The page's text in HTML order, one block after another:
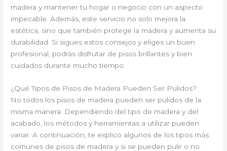
madera y mantener tu hogar o negocio con un aspecto
impecable. Además, este servicio no solo mejora la
estética, sino que también protege la madera y aumenta su
durabilidad. Si sigues estos consejos y eliges un buen
profesional, podrás disfrutar de pisos brillantes y bien
cuidados durante mucho tiempo.
¿Qué Tipos de Pisos de Madera Pueden Ser Pulidos?
No todos los pisos de madera pueden ser pulidos de la
misma manera. Dependiendo del tipo de madera y del
acabado, los métodos y herramientas a utilizar pueden
variar. A continuación, te explico algunos de los tipos más
comunes de pisos de madera y si se pueden pulir o no.